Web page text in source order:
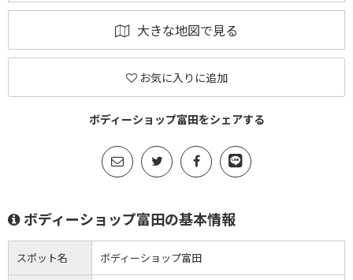
大きな地図で見る
お気に入りに追加
ボディーショップ富田をシェアする
ボディーショップ富田の基本情報
スポット名 ボディーショップ富田